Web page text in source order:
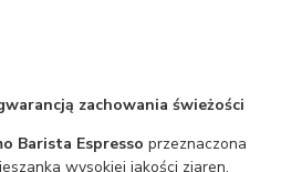
zachowania świeżości
Barista Espresso przeznaczona
wysokiej jakości ziaren.